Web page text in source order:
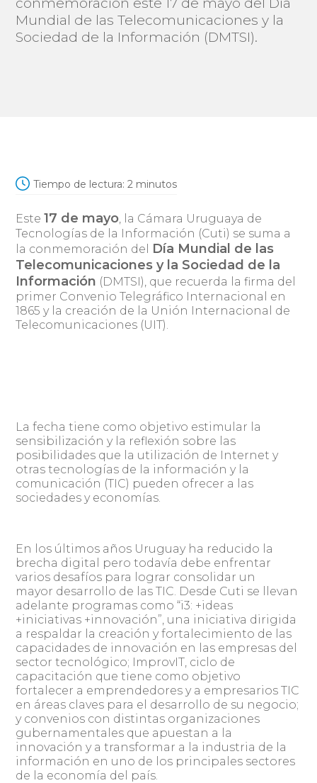
Mundial de las Telecomunicaciones y la
Sociedad de la Información (DMTSI).
Tiempo de lectura: 2 minutos
Este17 de mayo, la Cámara Uruguaya de
Tecnologías de la Información (Cuti) se suma a
la conmemoración del Día Mundial de las
Telecomunicaciones y la Sociedad de la
Información (DMTSI), que recuerda la firma del
primer Convenio Telegráfico Internacional en
1865 y la creación de la Unión Internacional de
Telecomunicaciones (UIT).
La fecha tiene como objetivo estimular la
sensibilización y la reflexión sobre las
posibilidades que la utilización de Internet y
otras tecnologías de la información y la
comunicación (TIC) pueden ofrecer a las
sociedades y economías.
En los últimos años Uruguay ha reducido la
brecha digital pero todavía debe enfrentar
varios desafíos para lograr consolidar un
mayor desarrollo de las TIC. Desde Cuti se llevan
adelante programas como “i3: +ideas
+iniciativas +innovación”, una iniciativa dirigida
a respaldar la creación y fortalecimiento de las
capacidades de innovación en las empresas del
sector tecnológico; ImprovIT, ciclo de
capacitación que tiene como objetivo
fortalecer a emprendedores y a empresarios TIC
en áreas claves para el desarrollo de su negocio;
y convenios con distintas organizaciones
gubernamentales que apuestan a la
innovación y a transformar a la industria de la
información en uno de los principales sectores
de la economía del país.